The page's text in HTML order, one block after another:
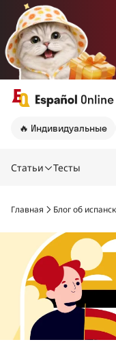
🔥 Индивидуальные
Статьи Тесты
Главная Блог об